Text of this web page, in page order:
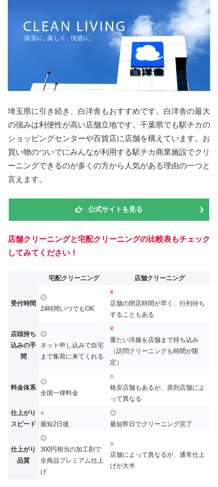
埼玉県に引き続き、白洋舎もおすすめです。白洋舎の最大
の強みは利便性が高い店舗立地です。千葉県でも駅チカの
ショッピングセンターや百貨店に店舗を構えています。お
買い物のついでにみんなが利用する駅チカ商業施設でクリ
ーニングできるのが多くの方から人気がある理由の一つと
言えます。
公式サイトを見る
店舗クリーニングと宅配クリーニングの比較表もチェック
してみてください！
宅配クリーニング 店舗クリーニング
受付時間
◎
24時間いつでもOK
☓
店舗の閉店時間が早く、行列待ち
することもある
店頭持ち
込みの手
間
◎
ネット申し込みで自宅
まで集荷に来てくれる
☓
重たい洋服を店舗まで持ち込み
（訪問クリーニングも時間が限
定）
料金体系
◎
全国一律料金
○
格安店舗もあるが、原則店舗によ
って異なる
仕上がり
スピード
○
最短2日後
◎
最短即日でクリーニング完了
仕上がり
品質
◎
300円相当の加工剤で
全商品プレミアム仕上
げ
○
店舗によって異なるが、通常仕上
げが大半